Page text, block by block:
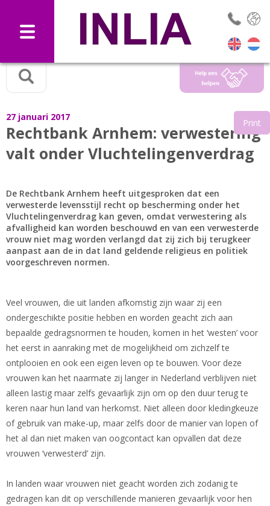
27 januari 2017
Rechtbank Arnhem: verwestering
valt onder Vluchtelingenverdrag
Print
De Rechtbank Arnhem heeft uitgesproken dat een
verwesterde levensstijl recht op bescherming onder het
Vluchtelingenverdrag kan geven, omdat verwestering als
afvalligheid kan worden beschouwd en van een verwesterde
vrouw niet mag worden verlangd dat zij zich bij terugkeer
aanpast aan de in dat land geldende religieus en politiek
voorgeschreven normen.
Veel vrouwen, die uit landen afkomstig zijn waar zij een
ondergeschikte positie hebben en worden geacht zich aan
bepaalde gedragsnormen te houden, komen in het ‘westen’ voor
het eerst in aanraking met de mogelijkheid om zichzelf te
ontplooien en ook een eigen leven op te bouwen. Voor deze
vrouwen kan het naarmate zij langer in Nederland verblijven niet
alleen lastig maar zelfs gevaarlijk zijn om op den duur terug te
keren naar hun land van herkomst. Niet alleen door kledingkeuze
of gebruik van make-up, maar zelfs door de manier van lopen of
het al dan niet maken van oogcontact kan opvallen dat deze
vrouwen ‘verwesterd’ zijn.
In landen waar vrouwen niet geacht worden zich zodanig te
gedragen kan dit op verschillende manieren gevaarlijk voor hen